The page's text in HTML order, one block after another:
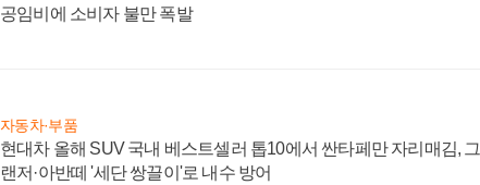
공임비에 소비자 불만 폭발
자동차·부품
현대차 올해 SUV 국내 베스트셀러 톱10에서 싼타페만 자리매김, 그
랜저·아반떼 '세단 쌍끌이'로 내수 방어